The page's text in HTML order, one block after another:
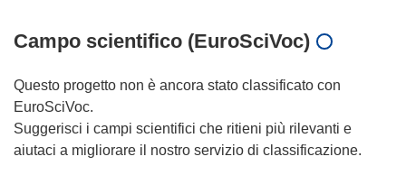
Campo scientifico (EuroSciVoc)
Questo progetto non è ancora stato classificato con
EuroSciVoc.
Suggerisci i campi scientifici che ritieni più rilevanti e
aiutaci a migliorare il nostro servizio di classificazione.